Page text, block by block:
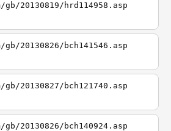
20130819/hrd114958.asp
20130826/bch141546.asp
20130827/bch121740.asp
20130826/bch140924.asp